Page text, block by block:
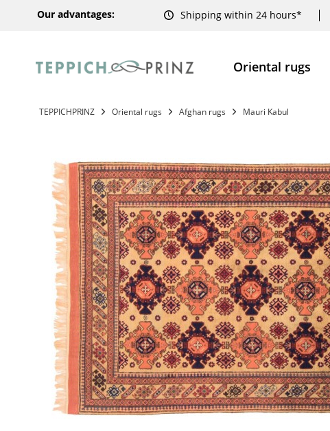
Our advantages: Shipping within 24 hours*
Oriental rugs
TEPPICHPRINZ Oriental rugs Afghan rugs Mauri Kabul